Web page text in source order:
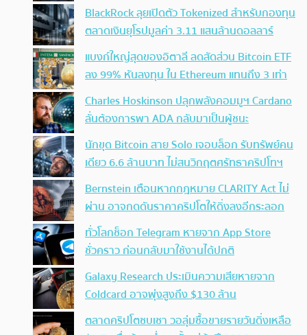
BlackRock ลุยเปิดตัว Tokenized สำหรับกองทุน
ตลาดเงินยุโรปมูลค่า 3.11 แสนล้านดอลลาร์
แบงก์ใหญ่สุดของอิตาลี ลดสัดส่วน Bitcoin ETF
ลง 99% หันลงทุน ใน Ethereum แทนถึง 3 เท่า
Charles Hoskinson ปลุกพลังคอมมูฯ Cardano
ลั่นต้องการพา ADA กลับมาเป็นผู้ชนะ
นักขุด Bitcoin สาย Solo เจอบล็อก รับทรัพย์คน
เดียว 6.6 ล้านบาท ไม่สนวิกฤตศรัทธาคริปโทฯ
Bernstein เตือนหากกฎหมาย CLARITY Act ไม่
ผ่าน อาจกดดันราคาคริปโตให้ดิ่งลงอีกระลอก
ทั่วโลกช็อก Telegram หายจาก App Store
ชั่วคราว ก่อนกลับมาใช้งานได้ปกติ
Galaxy Research ประเมินความเสียหายจาก
Coldcard อาจพุ่งสูงถึง $130 ล้าน
ตลาดคริปโตซบเซา วอลุ่มซื้อขายรายวันดิ่งเหลือ